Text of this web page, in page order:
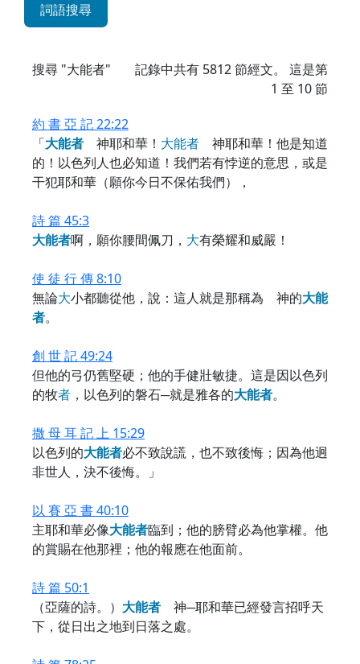
詞語搜尋
搜尋 "大能者" 記錄中共有 5812節經文。 這是第
1 至 10 節
約 書 亞 記 22:22
「大能者 神耶和華！ 大能者 神耶和華！他是知道
的！以色列人也必知道！我們若有悖逆的意思，或是
干犯耶和華（願你今日不保佑我們），
詩 篇 45:3
大能者啊，願你腰間佩刀， 大有榮耀和威嚴！
使 徒 行 傳 8:10
無論大小都聽從他，說：這人就是那稱為 神的大能
者。
創 世 記 49:24
但他的弓仍舊堅硬；他的手健壯敏捷。這是因以色列
的牧者 ，以色列的磐石─就是雅各的大能者。
撒 母 耳 記 上 15:29
以色列的大能者必不致說謊，也不致後悔；因為他迥
非世人，決不後悔。」
以 賽 亞 書 40:10
主耶和華必像大能者臨到；他的膀臂必為他掌權。他
的賞賜在他那裡；他的報應在他面前。
詩 篇 50:1
（亞薩的詩。） 大能者 神─耶和華已經發言招呼天
下，從日出之地到日落之處。